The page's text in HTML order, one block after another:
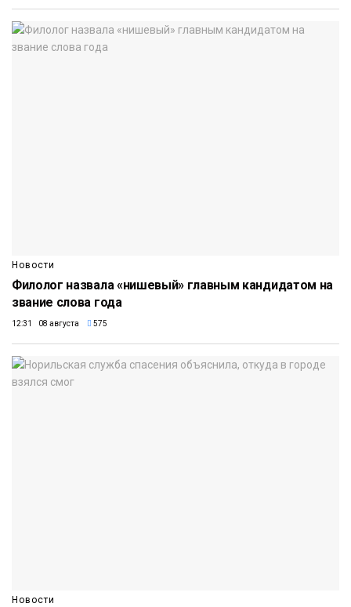
Новости
Филолог назвала «нишевый» главным кандидатом на
звание слова года
12:31 08 августа 575
Новости